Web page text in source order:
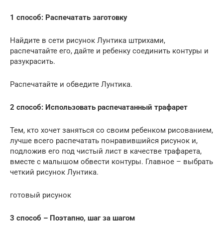
1 способ: Распечатать заготовку
Найдите в сети рисунок Лунтика штрихами,
распечатайте его, дайте и ребенку соединить контуры и
разукрасить.
Распечатайте и обведите Лунтика.
2 способ: Использовать распечатанный трафарет
Тем, кто хочет заняться со своим ребенком рисованием,
лучше всего распечатать понравившийся рисунок и,
подложив его под чистый лист в качестве трафарета,
вместе с малышом обвести контуры. Главное – выбрать
четкий рисунок Лунтика.
готовый рисунок
3 способ – Поэтапно, шаг за шагом